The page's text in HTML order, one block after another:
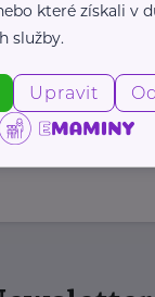
přehled
které získali v
služby.
Upravit